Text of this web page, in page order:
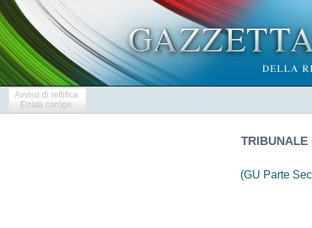
Avviso di rettifica
Errata corrige
TRIBUNALE
(GU Parte